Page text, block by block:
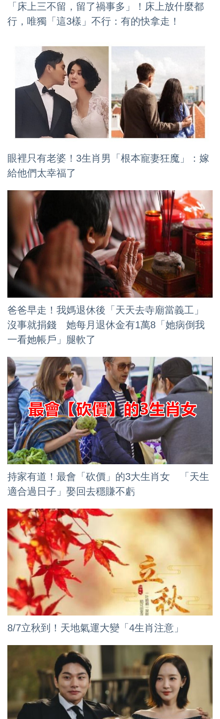
「床上三不留，留了禍事多」！床上放什麼都
行，唯獨「這3樣」不行：有的快拿走！
眼裡只有老婆！3生肖男「根本寵妻狂魔」：嫁
給他們太幸福了
爸爸早走！我媽退休後「天天去寺廟當義工」
沒事就捐錢 她每月退休金有1萬8「她病倒我
一看她帳戶」腿軟了
持家有道！最會「砍價」的3大生肖女 「天生
適合過日子」娶回去穩賺不虧
8/7立秋到！天地氣運大變「4生肖注意」